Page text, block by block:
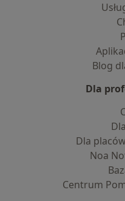
Blog
Dla
Dla
Noa
Centrum